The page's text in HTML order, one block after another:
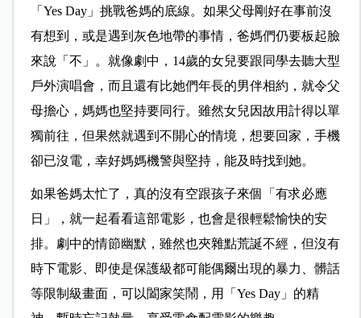
「Yes Day」挑戰爸媽的底線。如果父母剛好在事前沒
有想到，或是遇到灰色地帶的事情，爸媽們仍要板起臉
來說「不」。就像劇中，14歲的女兒要跟同學去聽大型
戶外演唱會，而且還有比她們年長的男伴相約，就令父
母擔心，媽媽也堅持要同行。雖然女兒因故用計得以單
獨前往，但果然就遇到不開心的情境，想要回家，手機
卻已沒電，幸好媽媽機警與堅持，能及時找到她。
如果爸媽太忙了，真的沒有空跟孩子來個「有求必應
日」，就一起看看這部電影，也會是很輕鬆愉快的安
排。劇中的情節幽默，雖然也夾雜點荒誕不經，但沒有
時下電影、即使是保護級都可能偶爾出現的暴力、髒話
等限制級畫面，可以闔家笑鬧，用「Yes Day」的精